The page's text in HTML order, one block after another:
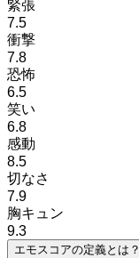
緊張
7.5
衝撃
7.8
恐怖
6.5
笑い
6.8
感動
8.5
切なさ
7.9
胸キュン
9.3
エモスコアの定義とは？